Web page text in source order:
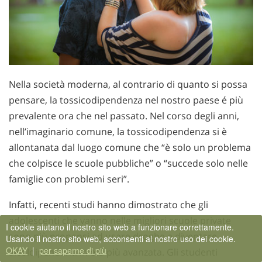
Nella società moderna, al contrario di quanto si possa
pensare, la tossicodipendenza nel nostro paese é più
prevalente ora che nel passato. Nel corso degli anni,
nell’imaginario comune, la tossicodipendenza si è
allontanata dal luogo comune che “è solo un problema
che colpisce le scuole pubbliche” o “succede solo nelle
famiglie con problemi seri”.
Infatti, recenti studi hanno dimostrato che gli
sono più propensi ad usare droghe e diventare
alcoldipendenti in età più avanzata. Gli studenti
I cookie aiutano il nostro sito web a funzionare correttamente.
Usando il nostro sito web, acconsenti al nostro uso dei cookie.
OKAY | per saperne di più